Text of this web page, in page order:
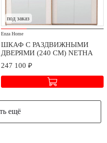
под заказ
Enza Home
ШКАФ С РАЗДВИЖНЫМИ
ДВЕРЯМИ (240 СМ) NETHA
247 100 ₽
ещё